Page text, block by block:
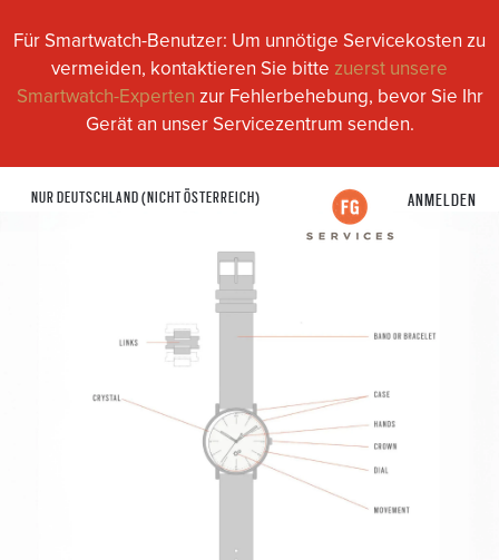
Für Smartwatch-Benutzer: Um unnötige Servicekosten zu
vermeiden, kontaktieren Sie bitte zuerst unsere
Smartwatch-Experten zur Fehlerbehebung, bevor Sie Ihr
Gerät an unser Servicezentrum senden.
NUR DEUTSCHLAND (NICHT ÖSTERREICH) ANMELDEN